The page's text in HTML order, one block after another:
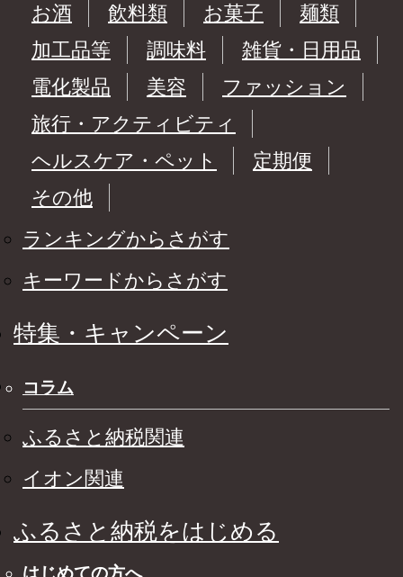
お酒
飲料類 お菓子
麺類
加工品等
調味料
雑貨・日用品
電化製品
美容
ファッション
旅行・アクティビティ
ヘルスケア・ペット
定期便
その他
ランキングからさがす
キーワードからさがす
特集・キャンペーン
コラム
ふるさと納税関連
イオン関連
ふるさと納税をはじめる
はじめての方へ